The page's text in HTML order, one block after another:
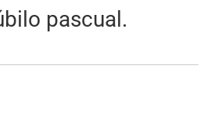
pascual.